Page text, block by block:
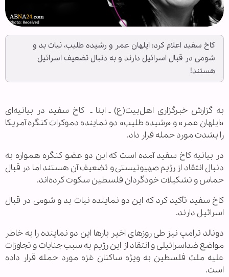
کاخ سفید اعلام کرد: ایلهان عمر و رشیده طلیب، نیات بد و
شومی در قبال اسرائیل دارند و به دنبال تضعیف اسرائیل
هستند!
به گزارش خبرگزاری اهل‌بیت(ع) ـ ابنا ـ کاخ سفید در بیانیه‌ای
«ایلهان عمر» و «رشیده طلیب» دو نماینده دموکرات کنگره آمریکا
را بشدت مورد حمله قرار داد.
در بیانیه کاخ سفید آمده است که این دو عضو کنگره همواره به
دنبال انتقاد از رژیم صهیونیستی و تضعیف آن هستند اما در قبال
حماس و تشکیلات خودگردان فلسطین سکوت کرده‌اند.
کاخ سفید تأکید کرد که این دو نماینده نیات بد و شومی در قبال
اسرائیل دارند.
دونالد ترامپ نیز طی روزهای اخیر بارها این دو نماینده را به خاطر
مواضع ضداسرائیلی و انتقاد از این رژیم به سبب جنایات و تجاوزات
علیه ملت فلسطین به ویژه ساکنان غزه مورد حمله قرار داده
است.